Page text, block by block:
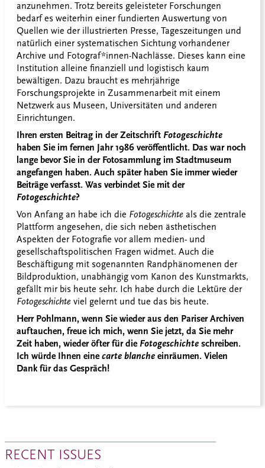
anzunehmen. Trotz bereits geleisteter Forschungen
bedarf es weiterhin einer fundierten Auswertung von
Quellen wie der illustrierten Presse, Tageszeitungen und
natürlich einer systematischen Sichtung vorhandener
Archive und Fotograf*innen-Nachlässe. Dieses kann eine
Institution alleine finanziell und logistisch kaum
bewältigen. Dazu braucht es mehrjährige
Forschungsprojekte in Zusammenarbeit mit einem
Netzwerk aus Museen, Universitäten und anderen
Einrichtungen.
Ihren ersten Beitrag in der Zeitschrift Fotogeschichte
haben Sie im fernen Jahr 1986 veröffentlicht. Das war noch
lange bevor Sie in der Fotosammlung im Stadtmuseum
angefangen haben. Auch später haben Sie immer wieder
Beiträge verfasst. Was verbindet Sie mit der
Fotogeschichte?
Von Anfang an habe ich die Fotogeschichte als die zentrale
Plattform angesehen, die sich neben ästhetischen
Aspekten der Fotografie vor allem medien- und
gesellschaftspolitischen Fragen widmet. Auch die
Beschäftigung mit sogenannten Randphänomenen der
Bildproduktion, unabhängig vom Kanon des Kunstmarkts,
gefällt mir bis heute sehr. Ich habe durch die Lektüre der
Fotogeschichte viel gelernt und tue das bis heute.
Herr Pohlmann, wenn Sie wieder aus den Pariser Archiven
auftauchen, freue ich mich, wenn Sie jetzt, da Sie mehr
Zeit haben, wieder öfter für die Fotogeschichte schreiben.
Ich würde Ihnen einecarte blanche einräumen. Vielen
Dank für das Gespräch!
RECENT ISSUES